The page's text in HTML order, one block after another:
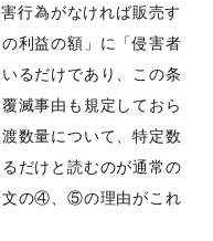
行為がなければ販売す
利益の額」に「侵害者
るだけであり、この条
滅事由も規定しておら
数量について、特定数
だけと読むのが通常の
文の④、⑤の理由がこれ